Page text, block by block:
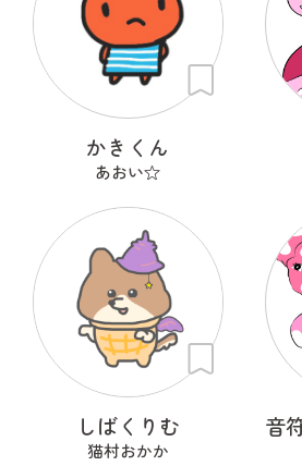
かきくん
あおい☆
しばくりむ
猫村おかか